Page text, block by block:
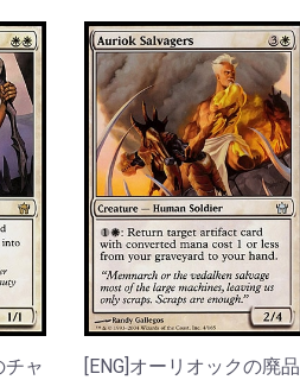
チャ
[ENG]オーリオックの廃品